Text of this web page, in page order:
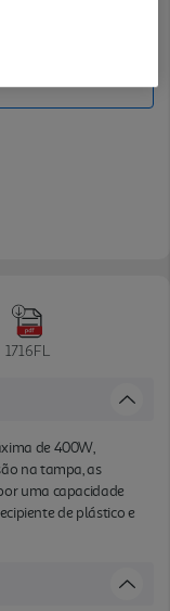
1716FL
de 400W,
na tampa, as
uma capacidade
de plástico e